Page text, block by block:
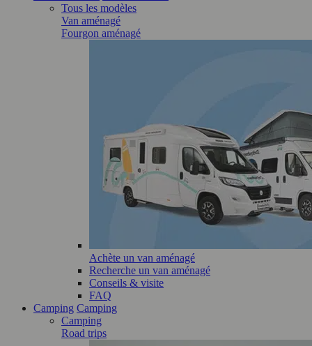
Tous les modèles
Van aménagé
Fourgon aménagé
Achète un van aménagé
Recherche un van aménagé
Conseils & visite
FAQ
Camping Camping
Camping
Road trips